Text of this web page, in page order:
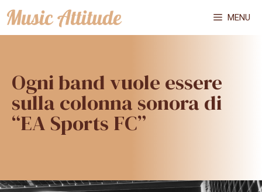
Vai
al
MENU
Ogni band vuole essere
sulla colonna sonora di
“EA Sports FC”